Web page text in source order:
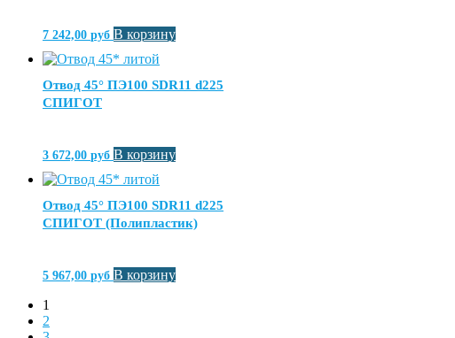
7 242,00 руб В корзину
Отвод 45° ПЭ100 SDR11 d225
СПИГОТ
3 672,00 руб В корзину
Отвод 45° ПЭ100 SDR11 d225
СПИГОТ (Полипластик)
5 967,00 руб В корзину
1
2